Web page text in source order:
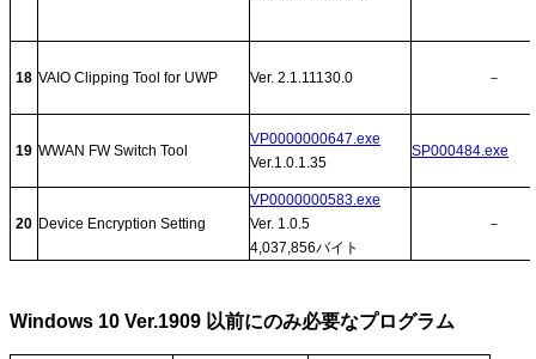
18 VAIO Clipping Tool for UWP Ver. 2.1.11130.0 －
19 WWAN FW Switch Tool
VP0000000647.exe
Ver.1.0.1.35
SP000484.exe
20 Device Encryption Setting
VP0000000583.exe
Ver. 1.0.5
4,037,856バイト
－
Windows 10 Ver.1909 以前にのみ必要なプログラム